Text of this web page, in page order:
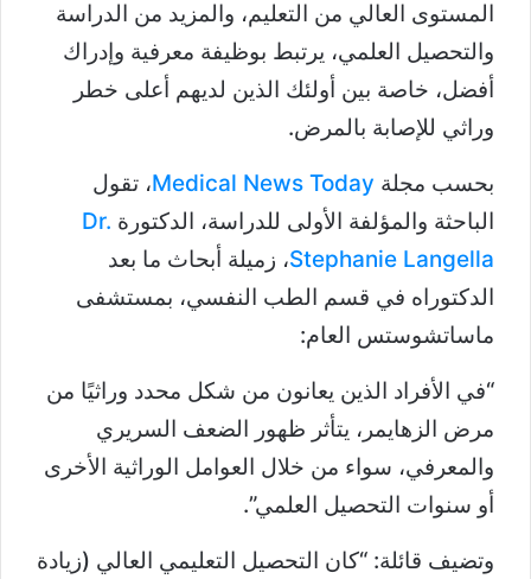
المستوى العالي من التعليم، والمزيد من الدراسة
والتحصيل العلمي، يرتبط بوظيفة معرفية وإدراك
أفضل، خاصة بين أولئك الذين لديهم أعلى خطر
وراثي للإصابة بالمرض.
بحسب مجلة Medical News Today، تقول
الباحثة والمؤلفة الأولى للدراسة، الدكتورة Dr.
Stephanie Langella، زميلة أبحاث ما بعد
الدكتوراه في قسم الطب النفسي، بمستشفى
ماساتشوستس العام:
“في الأفراد الذين يعانون من شكل محدد وراثيًا من
مرض الزهايمر، يتأثر ظهور الضعف السريري
والمعرفي، سواء من خلال العوامل الوراثية الأخرى
أو سنوات التحصيل العلمي”.
وتضيف قائلة: “كان التحصيل التعليمي العالي (زيادة